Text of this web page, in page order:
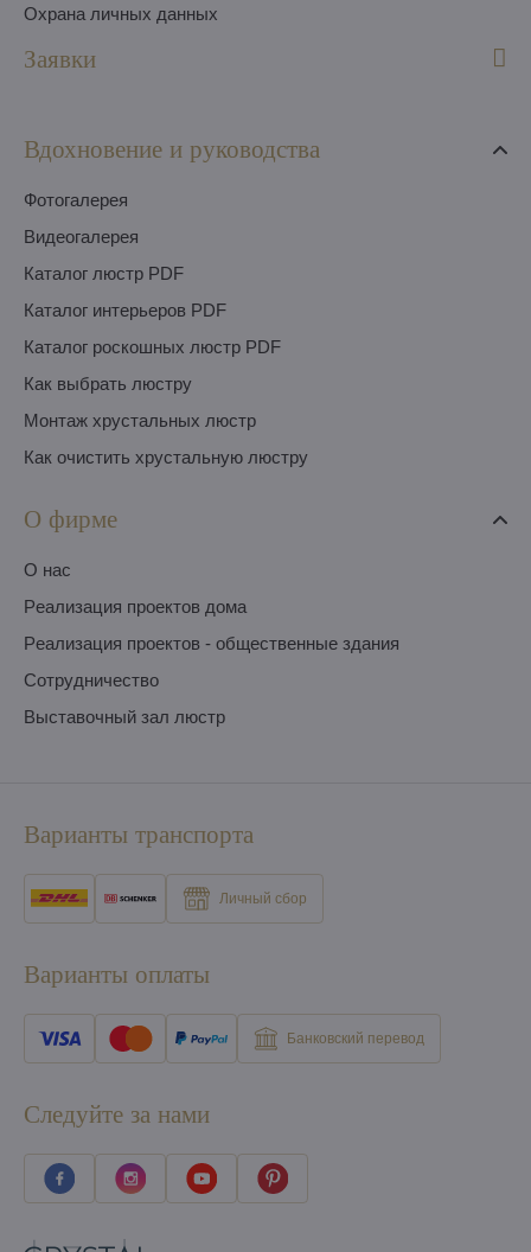
Охрана личных данных
Заявки
Вдохновение и руководства
Фотогалерея
Видеогалерея
Каталог люстр PDF
Каталог интерьеров PDF
Каталог роскошных люстр PDF
Как выбрать люстру
Монтаж хрустальных люстр
Как очистить хрустальную люстру
О фирме
O нас
Pеализация проектов дома
Pеализация проектов - общественные здания
Сотрудничество
Выставочный зал люстр
Варианты транспорта
Личный сбор
Варианты оплаты
Банковский перевод
Следуйте за нами